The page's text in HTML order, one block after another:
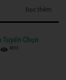
Đọc thêm
Tuyển Chọn
4835